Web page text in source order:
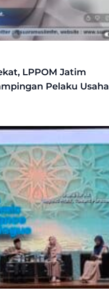
LPPOM Jatim
Pelaku Usaha